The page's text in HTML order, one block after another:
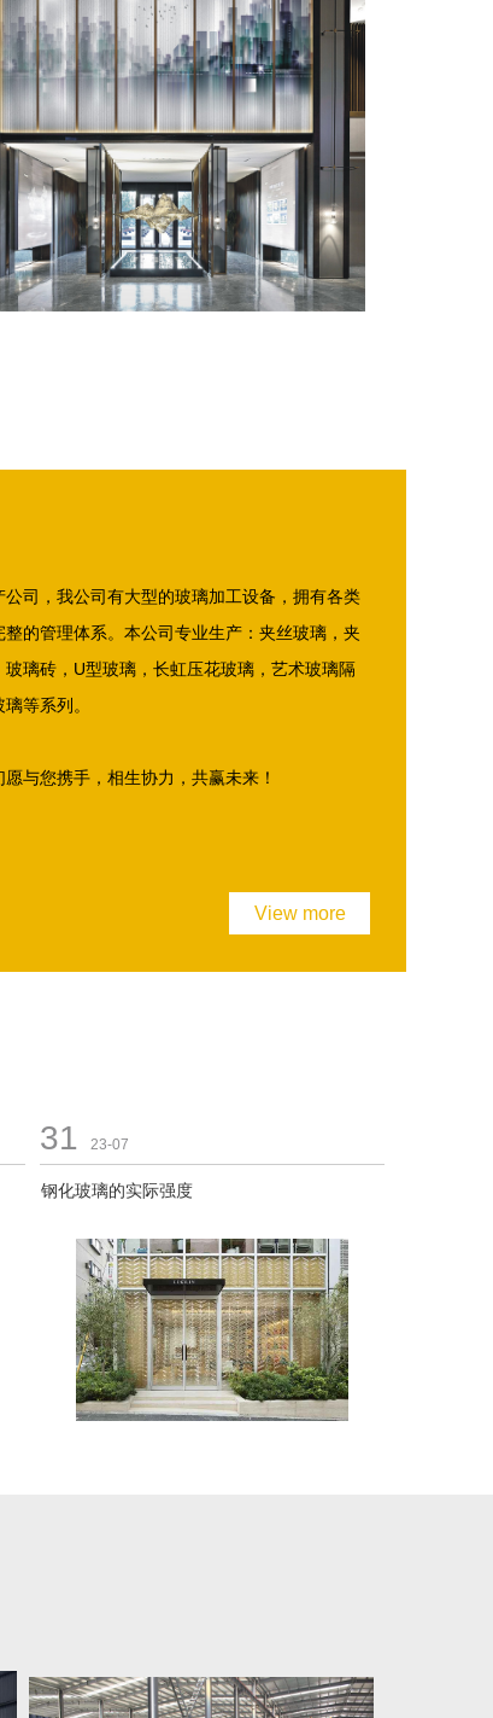
司，我公司有大型的玻璃加工设备，拥有各类
的管理体系。本公司专业生产：夹丝玻璃，夹
璃砖，U型玻璃，长虹压花玻璃，艺术玻璃隔
等系列。
与您携手，相生协力，共赢未来！
View more
31 23-07
钢化玻璃的实际强度